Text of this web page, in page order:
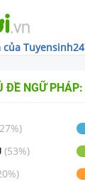
ĐỀ NGỮ
27%)
(53%)
%)